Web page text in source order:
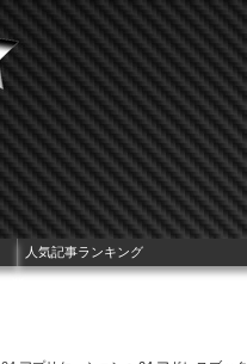
人気記事ランキング